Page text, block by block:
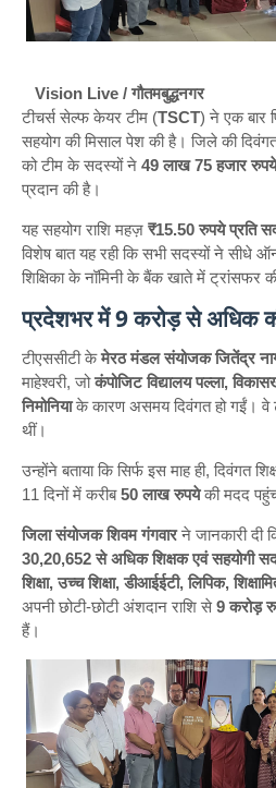
Vision Live / गौतमबुद्धनगर
टीचर्स सेल्फ केयर टीम (TSCT) ने एक बार
सहयोग की मिसाल पेश की है। जिले की दिवंगत
को टीम के सदस्यों ने 49 लाख 75 हजार
प्रदान की है।
यह सहयोग राशि महज़ ₹15.50 रुपये प्रति
विशेष बात यह रही कि सभी सदस्यों ने सीधे
शिक्षिका के नॉमिनी के बैंक खाते में ट्रांसफर
प्रदेशभर में 9 करोड़ से अधिक
टीएससीटी केमेरठ मंडल संयोजक जितेंद्र
माहेश्वरी, जोकंपोजिट विद्यालय पल्ला,
निमोनियाके कारण असमय दिवंगत हो गईं। वे
थीं।
उन्होंने बताया कि सिर्फ इस माह ही, दिवंगत
11 दिनों में करीब50 लाख रुपयेकी मदद
जिला संयोजक शिवम गंगवारने जानकारी
30,20,652 से अधिक शिक्षक एवं सहयोगी
शिक्षा, उच्च शिक्षा, डीआईईटी, लिपिक,
अपनी छोटी-छोटी अंशदान राशि से 9 करोड़
हैं।